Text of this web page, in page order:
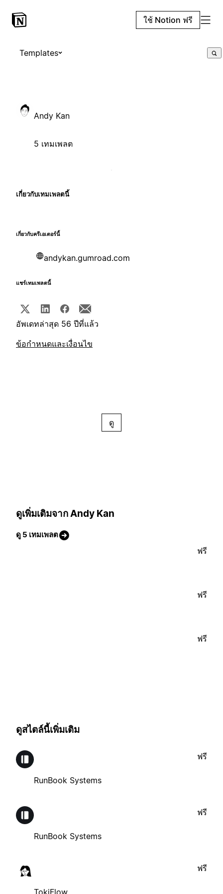
ใช้ Notion ฟรี
Templates
Andy Kan
5 เทมเพลต
เกี่ยวกับเทมเพลตนี้
เกี่ยวกับครีเอเตอร์นี้
andykan.gumroad.com
แชร์เทมเพลตนี้
อัพเดทล่าสุด 56 ปีที่แล้ว
ข้อกำหนดและเงื่อนไข
ดู
ดูเพิ่มเติมจาก Andy Kan
ดู 5 เทมเพลต
ฟรี
ฟรี
ฟรี
ดูสไตล์นี้เพิ่มเติม
RunBook Systems
ฟรี
RunBook Systems
ฟรี
TokiFlow
ฟรี